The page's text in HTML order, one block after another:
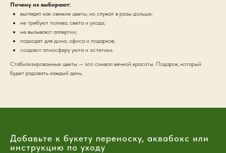
Почему их выбирают:
выглядят как свежие цветы, но служат в разы дольше;
не требуют полива, света и ухода;
не вызывают аллергии;
подходят для дома, офиса и подарков;
создают атмосферу уюта и эстетики.
Стабилизированные цветы — это символ вечной красоты. Подарок, который
будет радовать каждый день.
Добавьте к букету переноску, аквабокс или
инструкцию по уходу